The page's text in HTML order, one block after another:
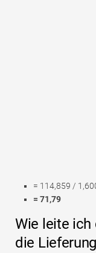
= 114,859 /
= 71,79
Wie leite ich
die